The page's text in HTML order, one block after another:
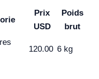
Prix
USD
Poids
brut
120.00 6 kg